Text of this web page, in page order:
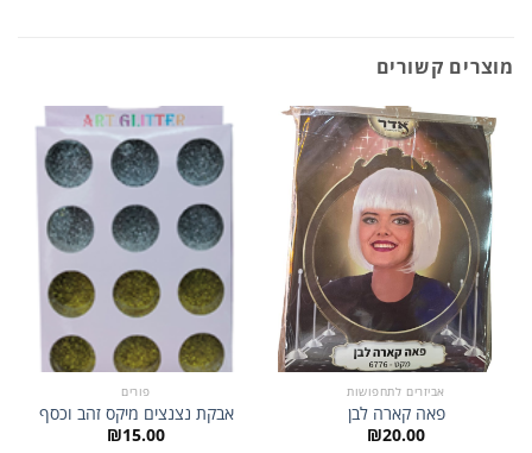
מוצרים קשורים
אביזרים לתחפושות
פאה קארה לבן
₪20.00
פורים
אבקת נצנצים מיקס זהב וכסף
₪15.00